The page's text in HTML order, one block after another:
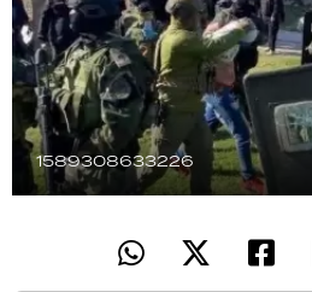
1589308633226
Seguinos